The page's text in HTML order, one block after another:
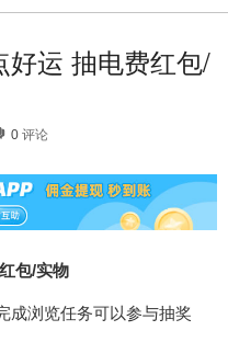
运 抽电费红包/
0 评论
包/实物
成浏览任务可以参与抽奖